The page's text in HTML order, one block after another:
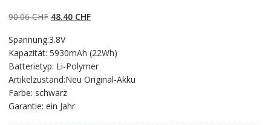
basierend auf
Kundenbewertun
90.06CHF Ursprünglicher
war:
90.06 CHF
48.40 CHFAktueller
48.40 CHF.
Spannung:3.8V
Kapazität: 5930mAh (22Wh)
Batterietyp: Li-Polymer
Artikelzustand:Neu Original-Akku
Farbe: schwarz
Garantie: ein Jahr